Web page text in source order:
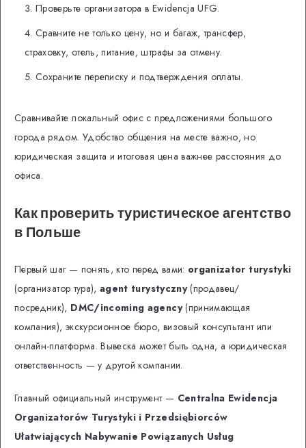
Проверьте организатора в Ewidencja UFG.
Сравните не только цену, но и багаж, трансфер,
страховку, отель, питание, штрафы за отмену.
Сохраните переписку и подтверждения оплаты.
Сравнивайте локальный офис с предложениями большого
города рядом. Удобство общения на месте важно, но
юридическая защита и итоговая цена важнее расстояния до
офиса.
Как проверить туристическое агентство
в Польше
Первый шаг — понять, кто перед вами: organizator turystyki
(организатор тура), agent turystyczny(продавец/
посредник), DMC/incoming agency(принимающая
компания), экскурсионное бюро, визовый консультант или
онлайн-платформа. Вывеска может быть одна, а юридическая
ответственность — у другой компании.
Главный официальный инструмент — Centralna Ewidencja
Organizatorów Turystyki i Przedsiębiorców
Ułatwiających Nabywanie Powiązanych Usług